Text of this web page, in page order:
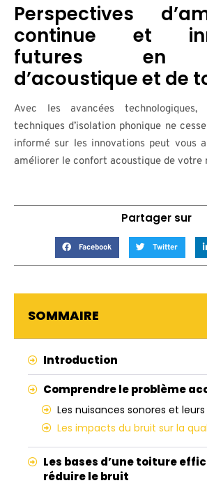
Perspectives
continue et
futures en
d’acoustique et de
Avec les avancées
techniques d’isolation phonique ne
informé sur les innovations peut vous
améliorer le confort acoustique de votre
Partager sur
Facebook Twitter
SOMMAIRE
Introduction
Comprendre le problème
Les nuisances sonores et
Les impacts du bruit sur la
Les bases d’une toiture
réduire le bruit